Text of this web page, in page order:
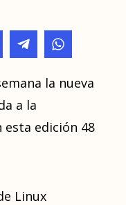
la nueva
a la
edición 48
Linux